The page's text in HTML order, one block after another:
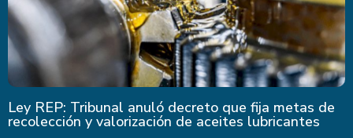
Ley REP: Tribunal anuló decreto que fija metas de
recolección y valorización de aceites lubricantes